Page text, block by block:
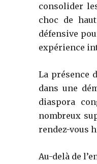
consolider
choc de
défensive
expérience
La présence
dans une
diaspora
nombreux
rendez-vous
Au-delà de